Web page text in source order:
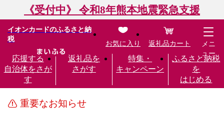
《受付中》 令和8年熊本地震緊急支援
イオンカードのふるさと納
税
応援する
自治体をさが
す
返礼品を
さがす
特集・
キャンペーン
ふるさと納税
を
はじめる
お気に入り 返礼品カート
メニ
ュー
重要なお知らせ